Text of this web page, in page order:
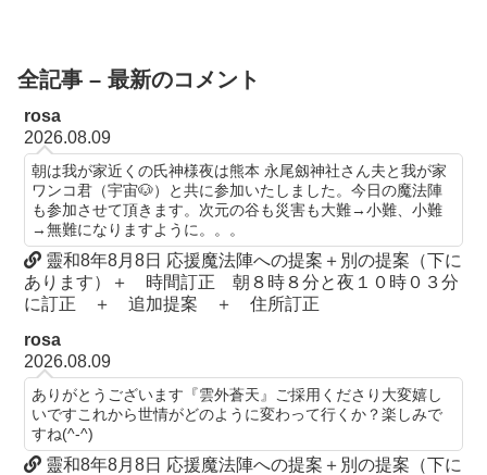
全記事 – 最新のコメント
rosa
2026.08.09
朝は我が家近くの氏神様夜は熊本 永尾劔神社さん夫と我が家
ワンコ君（宇宙🐶）と共に参加いたしました。今日の魔法陣
も参加させて頂きます。次元の谷も災害も大難→小難、小難
→無難になりますように。。。
靈和8年8月8日 応援魔法陣への提案＋別の提案（下に
あります）＋ 時間訂正 朝８時８分と夜１０時０３分
に訂正 ＋ 追加提案 ＋ 住所訂正
rosa
2026.08.09
ありがとうございます『雲外蒼天』ご採用くださり大変嬉し
いですこれから世情がどのように変わって行くか？楽しみで
すね(^-^)
靈和8年8月8日 応援魔法陣への提案＋別の提案（下に